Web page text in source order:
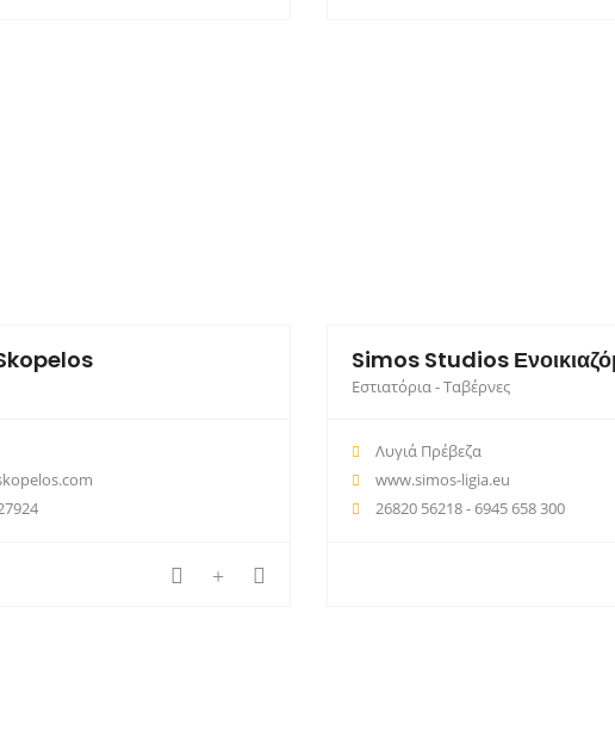
Simos Studios
Εστιατόρια - Ταβέρνες
Λυγιά Πρέβεζα
www.simos-ligia.eu
26820 56218 - 6945 658 300